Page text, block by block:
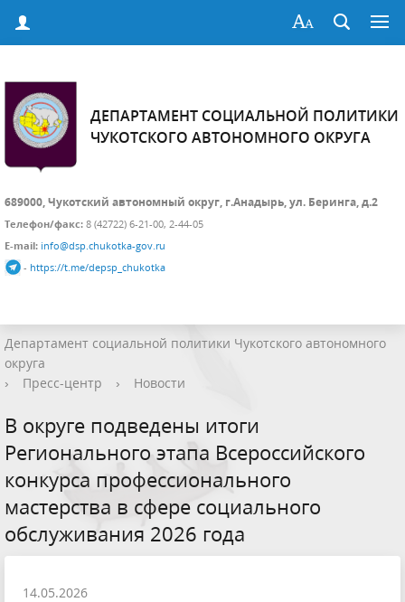
ДЕПАРТАМЕНТ СОЦИАЛЬНОЙ ПОЛИТИКИ
ЧУКОТСКОГО АВТОНОМНОГО ОКРУГА
689000, Чукотский автономный округ, г.Анадырь, ул. Беринга, д.2
Телефон/факс: 8 (42722) 6-21-00, 2-44-05
E-mail: info@dsp.chukotka-gov.ru
- https://t.me/depsp_chukotka
Департамент социальной политики Чукотского автономного
округа
›
Пресс-центр › Новости
В округе подведены итоги
Регионального этапа Всероссийского
конкурса профессионального
мастерства в сфере социального
обслуживания 2026 года
14.05.2026